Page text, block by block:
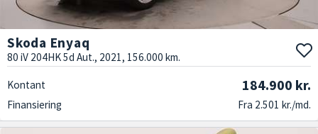
Skoda Enyaq
80 iV 204HK 5d Aut., 2021, 156.000 km.
Kontant 184.900 kr.
Finansiering Fra 2.501 kr./md.